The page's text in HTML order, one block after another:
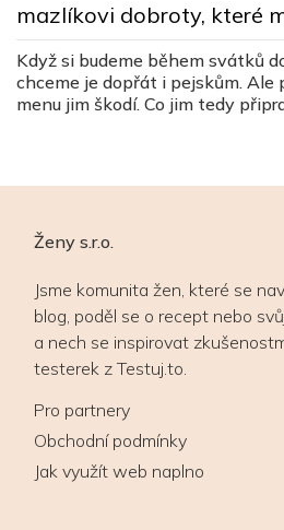
mazlíkovi dobroty, které
Když si budeme během svátků
chceme je dopřát i pejskům. Ale
menu jim škodí. Co jim tedy
Ženy s.r.o.
Jsme komunita žen, které se
blog, poděl se o recept nebo
a nech se inspirovat
testerek z Testuj.to.
Pro partnery
Obchodní podmínky
Jak využít web naplno